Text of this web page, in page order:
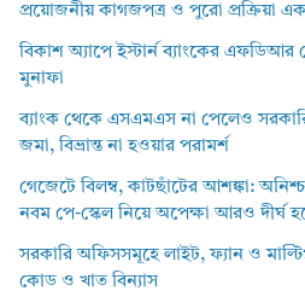
প্রয়োজনীয় কাগজপত্র ও পুরো প্রক্রিয়া
বিকাশ অ্যাপে ইস্টার্ন ব্যাংকের এফডিআর
মুনাফা
ব্যাংক থেকে এসএমএস না পেলেও
জমা, বিভ্রান্ত না হওয়ার পরামর্শ
গেজেটে বিলম্ব, কাটছাঁটের আশঙ্কা:
নবম পে-স্কেল নিয়ে অপেক্ষা আরও দীর্ঘ
সরকারি অফিসসমূহে লাইট, ফ্যান ও
কোড ও খাত বিন্যাস